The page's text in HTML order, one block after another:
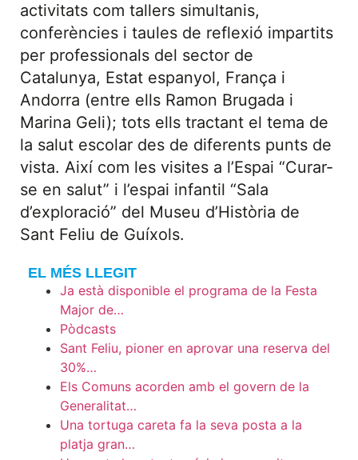
activitats com tallers simultanis,
conferències i taules de reflexió impartits
per professionals del sector de
Catalunya, Estat espanyol, França i
Andorra (entre ells Ramon Brugada i
Marina Geli); tots ells tractant el tema de
la salut escolar des de diferents punts de
vista. Així com les visites a l’Espai “Curar-
se en salut” i l’espai infantil “Sala
d’exploració” del Museu d’Història de
Sant Feliu de Guíxols.
EL MÉS LLEGIT
Ja està disponible el programa de la Festa
Major de…
Pòdcasts
Sant Feliu, pioner en aprovar una reserva del
30%…
Els Comuns acorden amb el govern de la
Generalitat…
Una tortuga careta fa la seva posta a la
platja gran…